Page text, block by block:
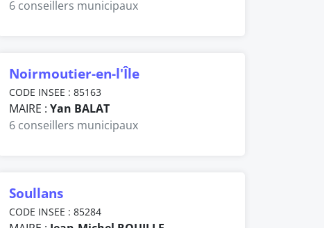
6 conseillers municipaux
Noirmoutier-en-l'Île
CODE INSEE : 85163
MAIRE : Yan BALAT
6 conseillers municipaux
Soullans
CODE INSEE : 85284